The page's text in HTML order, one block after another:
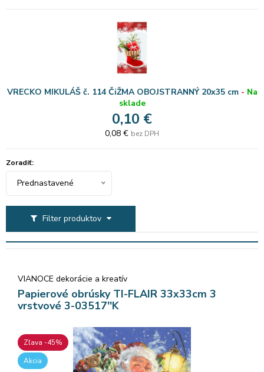
VRECKO MIKULÁŠ č. 114 ČiŽMA OBOJSTRANNÝ 20x35 cm- Na
sklade
0,10 €
0,08 € bez DPH
Filter produktov
Zoradiť:
Prednastavené
VIANOCE dekorácie a kreatív
Papierové obrúsky TI-FLAIR 33x33cm 3
vrstvové 3-03517''K
Zľava -45%
Akcia